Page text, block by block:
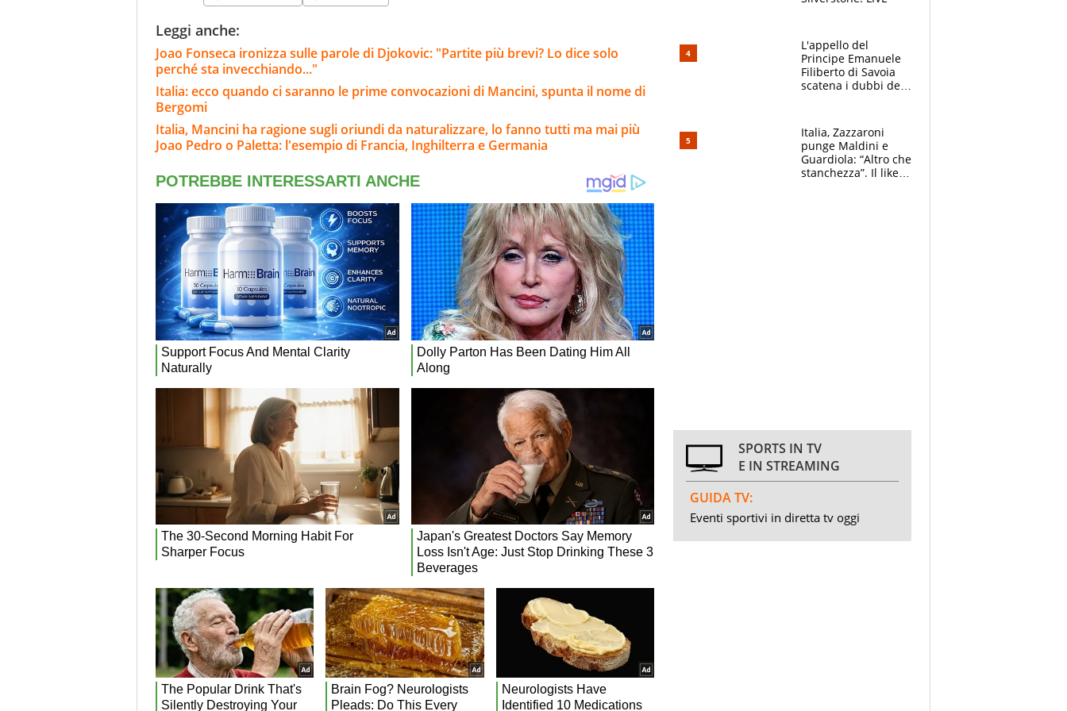
Leggi anche:
Joao Fonseca ironizza sulle parole di Djokovic: "Partite più brevi? Lo dice solo
perché sta invecchiando..."
Italia: ecco quando ci saranno le prime convocazioni di Mancini, spunta il nome di
Bergomi
Italia, Mancini ha ragione sugli oriundi da naturalizzare, lo fanno tutti ma mai più
Joao Pedro o Paletta: l'esempio di Francia, Inghilterra e Germania
L'appello del
Principe Emanuele
Filiberto di Savoia
scatena i dubbi dei
Italia, Zazzaroni
punge Maldini e
Guardiola: “Altro che
stanchezza”. Il like
SPORTS IN TV
E IN STREAMING
GUIDA TV:
Eventi sportivi in diretta tv oggi